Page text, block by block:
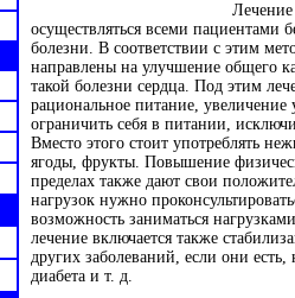
осуществляться всеми пациентами
болезни. В соответствии с этим
направлены на улучшение общего
такой болезни сердца. Под этим
рациональное питание,
ограничить себя в питании,
Вместо этого стоит употреблять
ягоды, фрукты. Повышение
пределах также дают свои
нагрузок нужно
возможность заниматься
лечение включается также
других заболеваний, если они
диабета и т. д.